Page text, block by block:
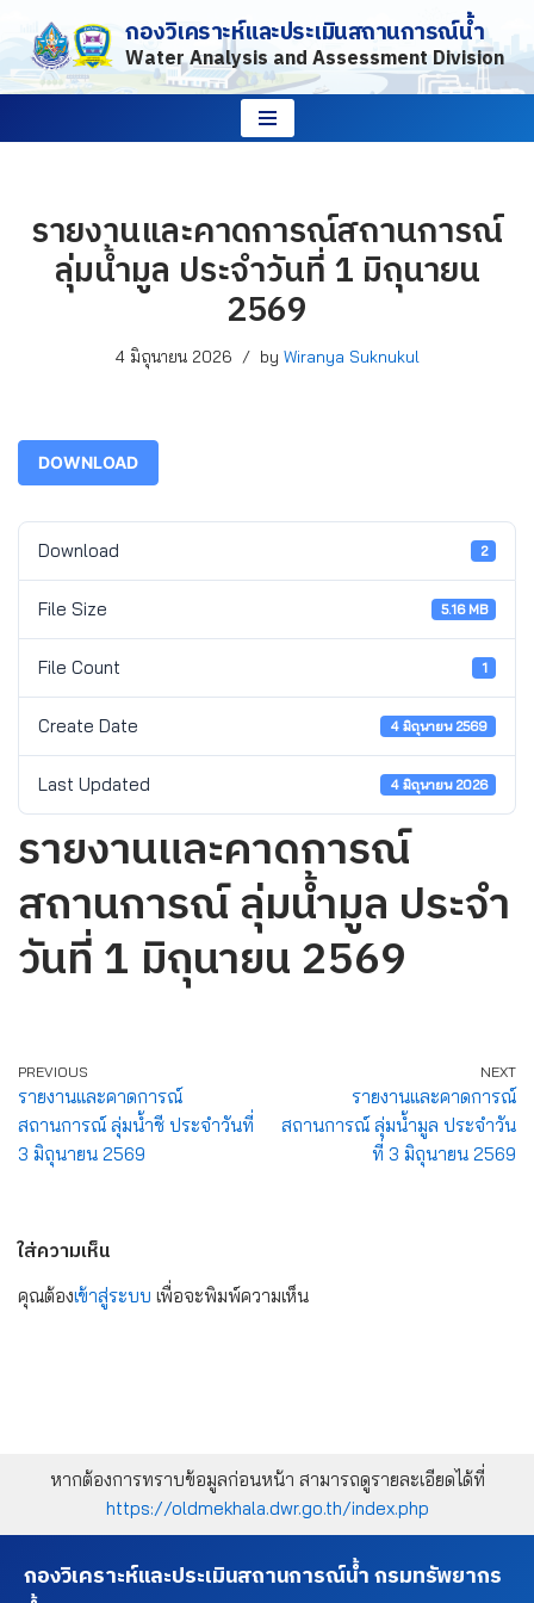
Skip
to
กองวิเคราะห์และประเมินสถานการณ์น้ำ
Water Analysis and Assessment Division
รายงานและคาดการณ์สถานการณ์
ลุ่มน้ำมูล ประจำวันที่ 1 มิถุนายน
2569
4 มิถุนายน 2026 by Wiranya Suknukul
DOWNLOAD
Download 2
File Size 5.16 MB
File Count 1
Create Date 4 มิถุนายน 2569
Last Updated 4 มิถุนายน 2026
รายงานและคาดการณ์
สถานการณ์ ลุ่มน้ำมูล ประจำ
วันที่ 1 มิถุนายน 2569
PREVIOUS
รายงานและคาดการณ์
สถานการณ์ ลุ่มน้ำชี ประจำวันที่
3 มิถุนายน 2569
NEXT
รายงานและคาดการณ์
สถานการณ์ ลุ่มน้ำมูล ประจำวัน
ที่ 3 มิถุนายน 2569
ใส่ความเห็น
คุณต้องเข้าสู่ระบบ เพื่อจะพิมพ์ความเห็น
หากต้องการทราบข้อมูลก่อนหน้า สามารถดูรายละเอียดได้ที่
https://oldmekhala.dwr.go.th/index.php
กองวิเคราะห์และประเมินสถานการณ์น้ำ กรมทรัพยากร